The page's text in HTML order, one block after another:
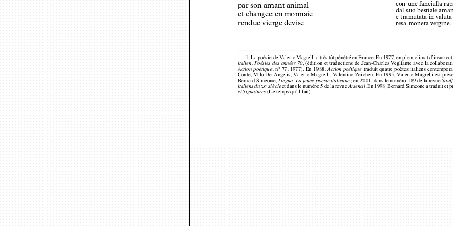
par son amant animal
et changée en monnaie
rendue vierge devise
con une fanciulla
dal suo bestiale
e tramutata in valuta
resa moneta vergine.
,
Action poétique, n° 77, 1977). En 1988, Action poétiquetraduit quatre poètes italiens
Conte, Milo De Angelis, Valerio Magrelli, Valentino Zeichen. En 1995, Valerio Magrelli est
Bernard Simeone, Lingua. La jeune poésie italienne; en 2001, dans le numéro 189 de la revue
italiens du
XX
siècleet dans le numéro 5 de la revue Arsenal.En 1998,Bernard Simeone a traduit et
et Signatures(Le temps qu’il fait).